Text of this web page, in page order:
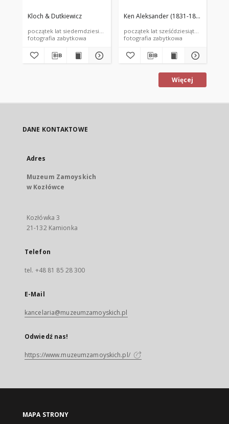
Kloch & Dutkiewicz
początek lat siedemdziesiątych XIX wieku
fotografia zabytkowa
Ken Aleksander (1831-1874)
początek lat sześćdziesiątych XIX
fotografia zabytkowa
Więcej
DANE KONTAKTOWE
Adres
Muzeum Zamoyskich
w Kozłówce
Kozłówka 3
21-132 Kamionka
Telefon
tel. +48 81 85 28 300
E-Mail
kancelaria@muzeumzamoyskich.pl
Odwiedź nas!
https://www.muzeumzamoyskich.pl/
MAPA STRONY